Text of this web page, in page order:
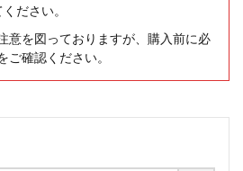
ださい。
意を図っておりますが、購入前に必
ご確認ください。